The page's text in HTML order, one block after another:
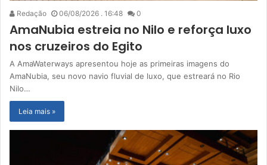
Redação 06/08/2026 . 16:48 0
AmaNubia estreia no Nilo e reforça luxo
nos cruzeiros do Egito
A AmaWaterways apresentou hoje as primeiras imagens do
AmaNubia, seu novo navio fluvial de luxo, que estreará no Rio
Nilo…
Leia mais »